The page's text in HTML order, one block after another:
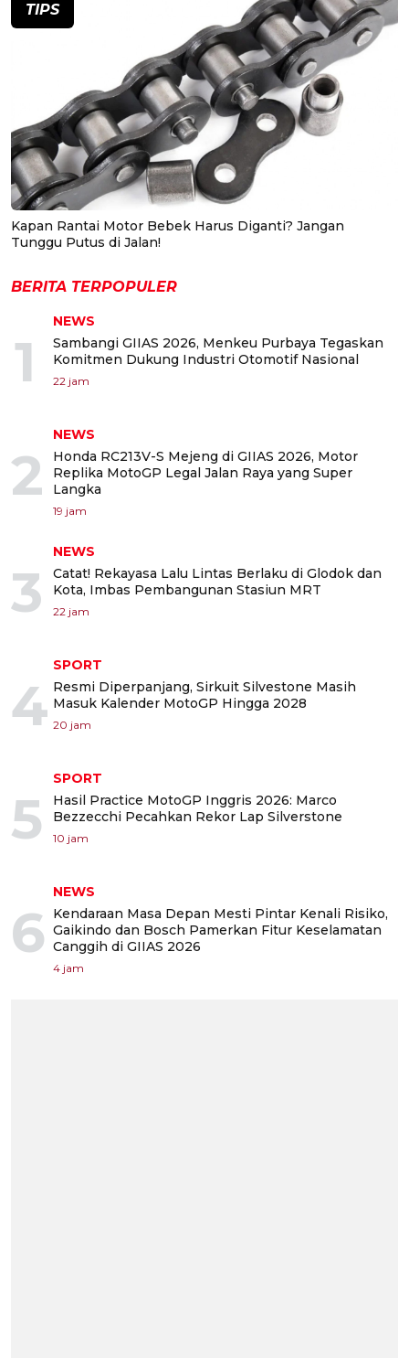
TIPS
Kapan Rantai Motor Bebek Harus Diganti? Jangan
Tunggu Putus di Jalan!
BERITA TERPOPULER
1
NEWS
Sambangi GIIAS 2026, Menkeu Purbaya Tegaskan
Komitmen Dukung Industri Otomotif Nasional
22 jam
2
NEWS
Honda RC213V-S Mejeng di GIIAS 2026, Motor
Replika MotoGP Legal Jalan Raya yang Super
Langka
19 jam
3
NEWS
Catat! Rekayasa Lalu Lintas Berlaku di Glodok dan
Kota, Imbas Pembangunan Stasiun MRT
22 jam
4
SPORT
Resmi Diperpanjang, Sirkuit Silvestone Masih
Masuk Kalender MotoGP Hingga 2028
20 jam
5
SPORT
Hasil Practice MotoGP Inggris 2026: Marco
Bezzecchi Pecahkan Rekor Lap Silverstone
10 jam
6
NEWS
Kendaraan Masa Depan Mesti Pintar Kenali Risiko,
Gaikindo dan Bosch Pamerkan Fitur Keselamatan
Canggih di GIIAS 2026
4 jam